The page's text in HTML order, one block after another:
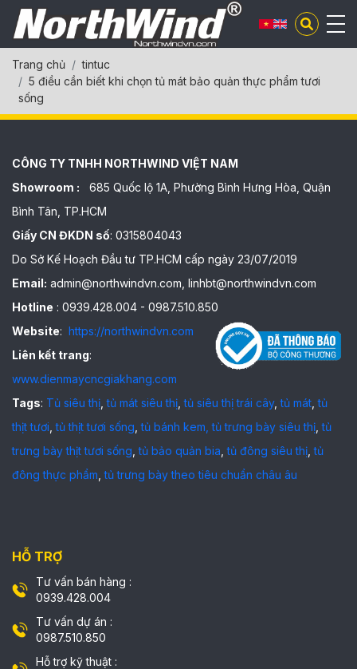
Trang chủ
tintuc
5 điều cần biết khi chọn tủ mát bảo quản thực phẩm tươi
sống
CÔNG TY TNHH NORTHWIND VIỆT NAM
Showroom : 685 Quốc lộ 1A, Phường Bình Hưng Hòa, Quận
Bình Tân, TP.HCM
Giấy CN ĐKDN số: 0315804043
Do Sở Kế Hoạch Đầu tư TP.HCM cấp ngày 23/07/2019
Email: admin@northwindvn.com, linhbt@northwindvn.com
Hotline : 0939.428.004 - 0987.510.850
Website: https://northwindvn.com
Liên kết trang:
www.dienmaycncgiakhang.com
Tags: Tủ siêu thị ,tủ mát siêu thị ,tủ siêu thị trái cây,tủ mát ,tủ
thịt tươi ,tủ thịt tươi sống tủ bánh kem, tủ trưng bày siêu thị ,tủ
trưng bày thịt tươi sống ,tủ bảo quản bia ,tủ đông siêu thị ,tủ
đông thực phẩm ,tủ trưng bày theo tiêu chuẩn châu âu
HỖ TRỢ
Tư vấn bán hàng :
0939.428.004
Tư vấn dự án :
0987.510.850
Hỗ trợ kỹ thuật :